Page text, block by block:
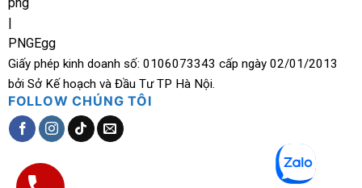
Giấy phép kinh doanh số: 0106073343 cấp ngày 02/01/2013
bởi Sở Kế hoạch và Đầu Tư TP Hà Nội.
FOLLOW CHÚNG TÔI